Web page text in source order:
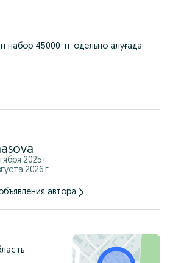
набор 45000 тг одельно алуғада
2025 г.
2026 г.
автора